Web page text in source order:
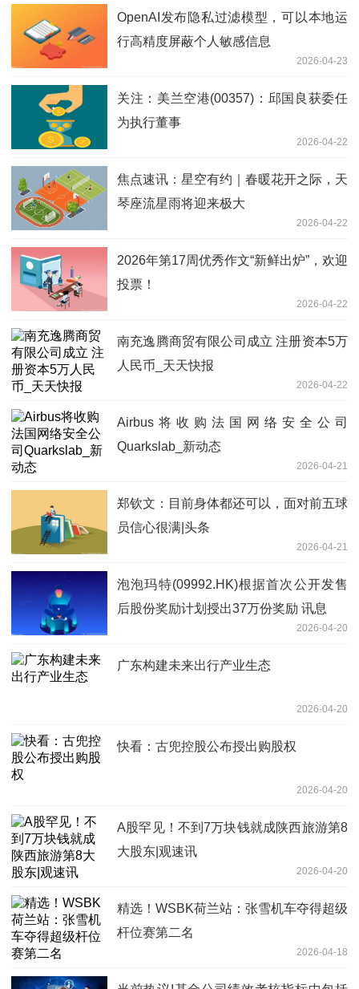
OpenAI发布隐私过滤模型，可以本地运
行高精度屏蔽个人敏感信息
2026-04-23
关注：美兰空港(00357)：邱国良获委任
为执行董事
2026-04-22
焦点速讯：星空有约｜春暖花开之际，天
琴座流星雨将迎来极大
2026-04-22
2026年第17周优秀作文“新鲜出炉”，欢迎
投票！
2026-04-22
南充逸腾商贸有限公司成立 注册资本5万
人民币_天天快报
2026-04-22
Airbus将收购法国网络安全公司
Quarkslab_新动态
2026-04-21
郑钦文：目前身体都还可以，面对前五球
员信心很满|头条
2026-04-21
泡泡玛特(09992.HK)根据首次公开发售
后股份奖励计划授出37万份奖励 讯息
2026-04-20
广东构建未来出行产业生态
2026-04-20
快看：古兜控股公布授出购股权
2026-04-20
A股罕见！不到7万块钱就成陕西旅游第8
大股东|观速讯
2026-04-20
精选！WSBK荷兰站：张雪机车夺得超级
杆位赛第二名
2026-04-18